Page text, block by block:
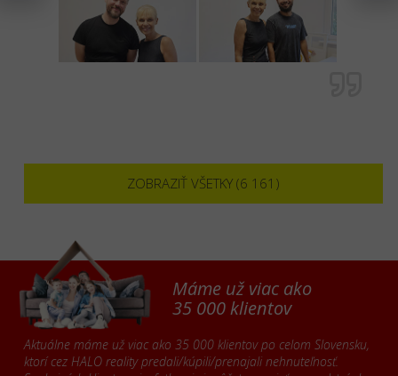
ZOBRAZIŤ VŠETKY (6 161)
Máme už viac ako
35 000 klientov
Aktuálne máme už viac ako 35 000 klientov po celom Slovensku,
ktorí cez HALO reality predali/kúpili/prenajali nehnuteľnosť.